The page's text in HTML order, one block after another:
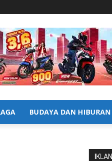
BUDAYA DAN HIBURAN
IKLAN